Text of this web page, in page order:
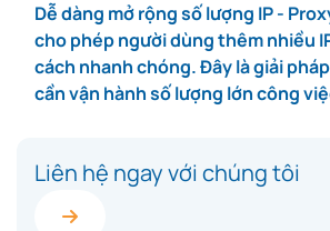
Dễ dàng mở rộng số lượng IP -
cho phép người dùng thêm nhiều
cách nhanh chóng. Đây là giải
cần vận hành số lượng lớn công
Liên hệ ngay với chúng tôi